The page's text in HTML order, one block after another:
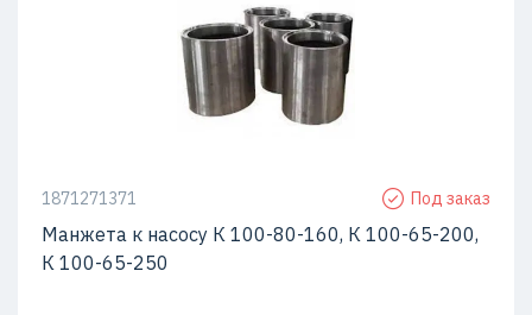
1871271371 Под заказ
Манжета к насосу К 100-80-160, К 100-65-200,
К 100-65-250